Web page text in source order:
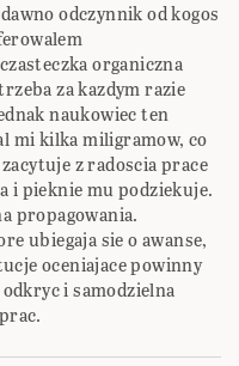
odczynnik od kogos
organiczna
za kazdym razie
naukowiec ten
mi kilka miligramow, co
z radoscia prace
i pieknie mu podziekuje.
propagowania.
ubiegaja sie o awanse,
oceniajace powinny
i samodzielna